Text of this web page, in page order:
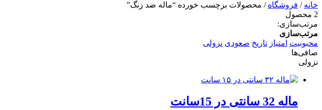
خانه / فروشگاه / محصولات برچسب خورده “ماله ضد زنگ”
2 محصول
مرتب‌سازی:
مرتب‌سازی
محبوبیت امتیاز تاریخ صعودی نزولی
صافی‌ها
نزولی
ماله 32 سانتی در 15سانت